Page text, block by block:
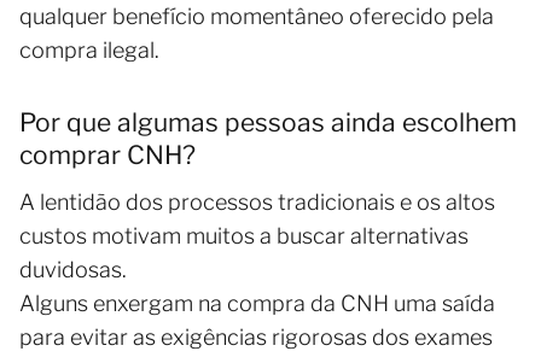
qualquer benefício momentâneo oferecido pela
compra ilegal.
Por que algumas pessoas ainda escolhem
comprar CNH?
A lentidão dos processos tradicionais e os altos
custos motivam muitos a buscar alternativas
duvidosas.
Alguns enxergam na compra da CNH uma saída
para evitar as exigências rigorosas dos exames